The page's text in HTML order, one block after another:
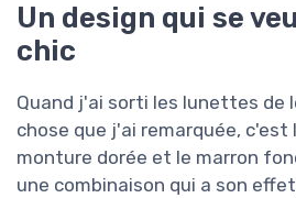
Un design qui se
chic
Quand j'ai sorti les lunettes de
chose que j'ai remarquée, c'est
monture dorée et le marron
une combinaison qui a son